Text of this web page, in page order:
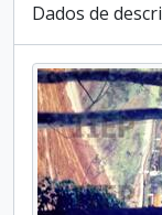
Dados de